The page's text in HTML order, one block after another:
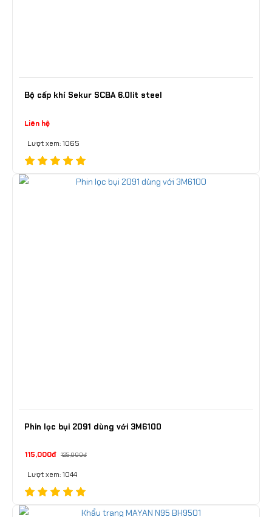
Bộ cấp khí Sekur SCBA 6.0lit steel
Liên hệ
Lượt xem: 1065
Phin lọc bụi 2091 dùng với 3M6100
115,000đ 125,000đ
Lượt xem: 1044